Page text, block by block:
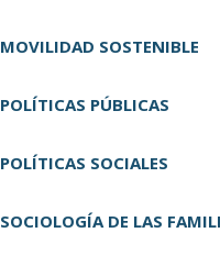
MOVILIDAD SOSTENIBLE
POLÍTICAS PÚBLICAS
POLÍTICAS SOCIALES
SOCIOLOGÍA DE LAS